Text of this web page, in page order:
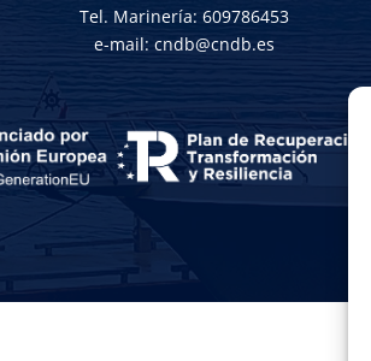
Tel. Marinería: 609786453
e-mail: cndb@cndb.es